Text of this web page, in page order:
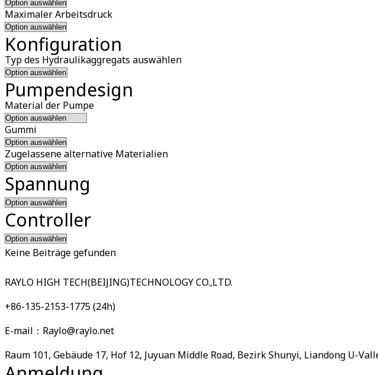
Maximaler Arbeitsdruck
Konfiguration
Typ des Hydraulikaggregats auswählen
Pumpendesign
Material der Pumpe
Gummi
Zugelassene alternative Materialien
Spannung
Controller
Keine Beiträge gefunden
RAYLO HIGH TECH(BEIJING)TECHNOLOGY CO.,LTD.
+86-135-2153-1775 (24h)
E-mail：Raylo@raylo.net
Raum 101, Gebäude 17, Hof 12, Juyuan Middle Road, Bezirk Shunyi, Liandong U-